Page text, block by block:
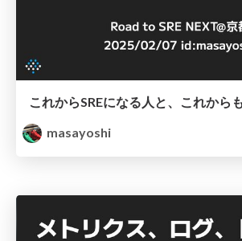
masayoshi